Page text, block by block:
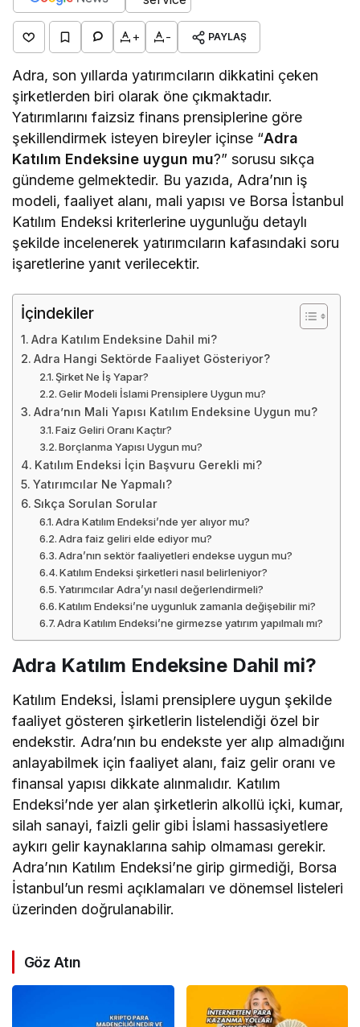
+ - PAYLAŞ
Adra, son yıllarda yatırımcıların dikkatini çeken
şirketlerden biri olarak öne çıkmaktadır.
Yatırımlarını faizsiz finans prensiplerine göre
şekillendirmek isteyen bireyler içinse “Adra
Katılım Endeksine uygun mu?” sorusu sıkça
gündeme gelmektedir. Bu yazıda, Adra’nın iş
modeli, faaliyet alanı, mali yapısı ve Borsa İstanbul
Katılım Endeksi kriterlerine uygunluğu detaylı
şekilde incelenerek yatırımcıların kafasındaki soru
işaretlerine yanıt verilecektir.
İçindekiler
Adra Katılım Endeksine Dahil mi?
Adra Hangi Sektörde Faaliyet Gösteriyor?
Şirket Ne İş Yapar?
Gelir Modeli İslami Prensiplere Uygun mu?
Adra’nın Mali Yapısı Katılım Endeksine Uygun mu?
Faiz Geliri Oranı Kaçtır?
Borçlanma Yapısı Uygun mu?
Katılım Endeksi İçin Başvuru Gerekli mi?
Yatırımcılar Ne Yapmalı?
Sıkça Sorulan Sorular
Adra Katılım Endeksi’nde yer alıyor mu?
Adra faiz geliri elde ediyor mu?
Adra’nın sektör faaliyetleri endekse uygun mu?
Katılım Endeksi şirketleri nasıl belirleniyor?
Yatırımcılar Adra’yı nasıl değerlendirmeli?
Katılım Endeksi’ne uygunluk zamanla değişebilir mi?
Adra Katılım Endeksi’ne girmezse yatırım yapılmalı mı?
Adra Katılım Endeksine Dahil mi?
Katılım Endeksi, İslami prensiplere uygun şekilde
faaliyet gösteren şirketlerin listelendiği özel bir
endekstir. Adra’nın bu endekste yer alıp almadığını
anlayabilmek için faaliyet alanı, faiz gelir oranı ve
finansal yapısı dikkate alınmalıdır. Katılım
Endeksi’nde yer alan şirketlerin alkollü içki, kumar,
silah sanayi, faizli gelir gibi İslami hassasiyetlere
aykırı gelir kaynaklarına sahip olmaması gerekir.
Adra’nın Katılım Endeksi’ne girip girmediği, Borsa
İstanbul’un resmi açıklamaları ve dönemsel listeleri
üzerinden doğrulanabilir.
Göz Atın